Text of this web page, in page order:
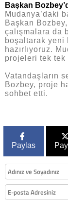
Başkan
Mudanya’daki
Başkan
çalışmalara da
boşaltarak
hazırlıyoruz.
projeleri tek tek
Vatandaşların
Bozbey, proje
sohbet etti.
Paylas